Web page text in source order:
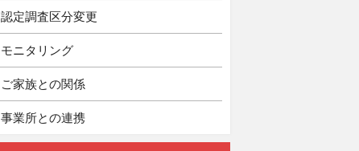
認定調査区分変更
モニタリング
ご家族との関係
事業所との連携